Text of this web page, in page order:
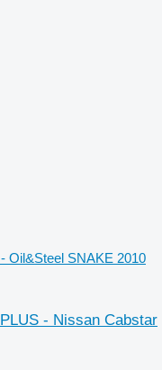
Oil&Steel SNAKE 2010
- Nissan Cabstar